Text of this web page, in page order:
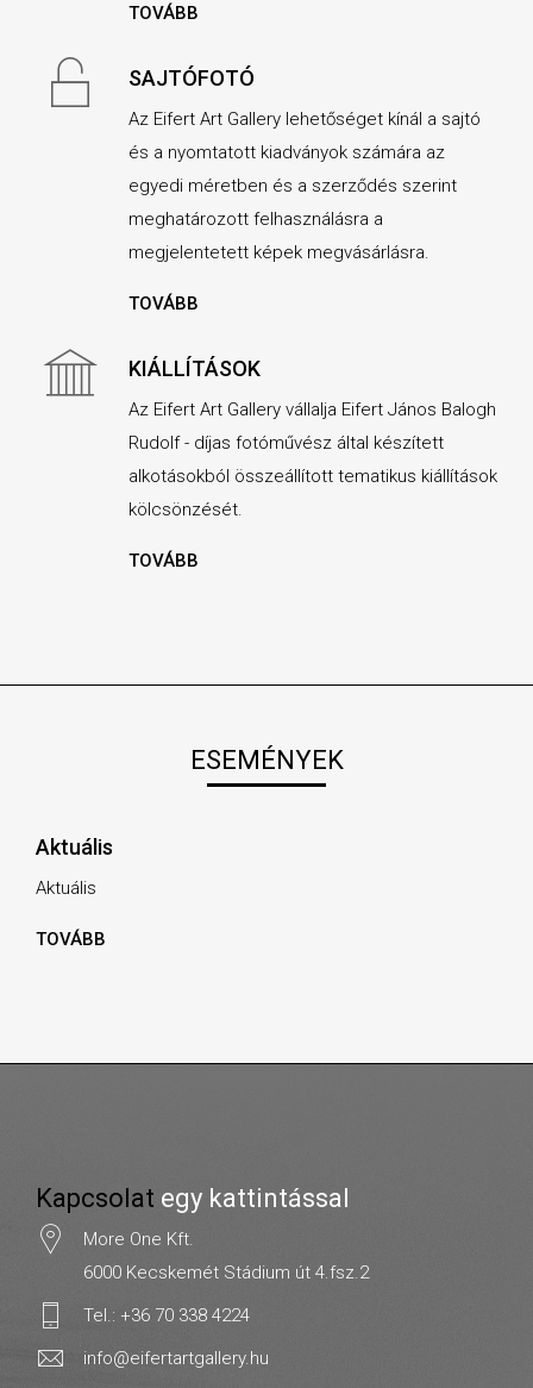
TOVÁBB
SAJTÓFOTÓ
Az Eifert Art Gallery lehetőséget kínál a sajtó
és a nyomtatott kiadványok számára az
egyedi méretben és a szerződés szerint
meghatározott felhasználásra a
megjelentetett képek megvásárlásra.
TOVÁBB
KIÁLLÍTÁSOK
Az Eifert Art Gallery vállalja Eifert János Balogh
Rudolf - díjas fotóművész által készített
alkotásokból összeállított tematikus kiállítások
kölcsönzését.
TOVÁBB
ESEMÉNYEK
Aktuális
Aktuális
TOVÁBB
Kapcsolat egy kattintással
More One Kft.
6000 Kecskemét Stádium út 4.fsz.2
Tel.: +36 70 338 4224
info@eifertartgallery.hu